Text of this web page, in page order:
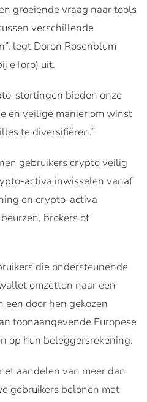
groeiende vraag naar tools
verschillende
legt Doron Rosenblum
eToro) uit.
stortingen bieden onze
en veilige manier om winst
te diversifiëren.”
gebruikers crypto veilig
activa inwisselen vanaf
en crypto-activa
brokers of
die ondersteunende
omzetten naar een
een door hen gekozen
toonaangevende Europese
op hun beleggersrekening.
aandelen van meer dan
gebruikers belonen met